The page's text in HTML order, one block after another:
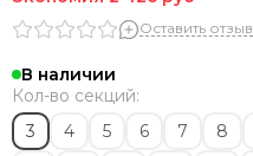
Zehnder
StrongHot
Steel Hot
Zenith
Оставить отзыв
В наличии
Кол-во секций:
3
4 5 6 7 8